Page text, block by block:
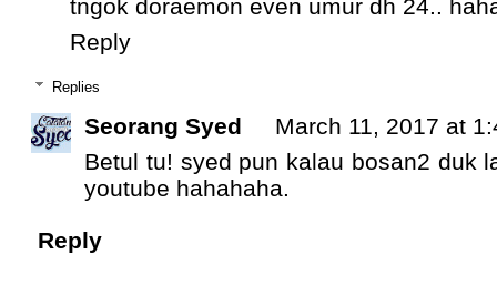
tngok doraemon even umur dh 24..
Reply
Replies
Seorang Syed
March 11, 2017 at
Betul tu! syed pun kalau bosan2 duk
youtube hahahaha.
Reply